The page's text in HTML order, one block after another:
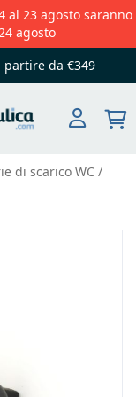
al 23 agosto saranno
agosto
partire da €349
di scarico WC